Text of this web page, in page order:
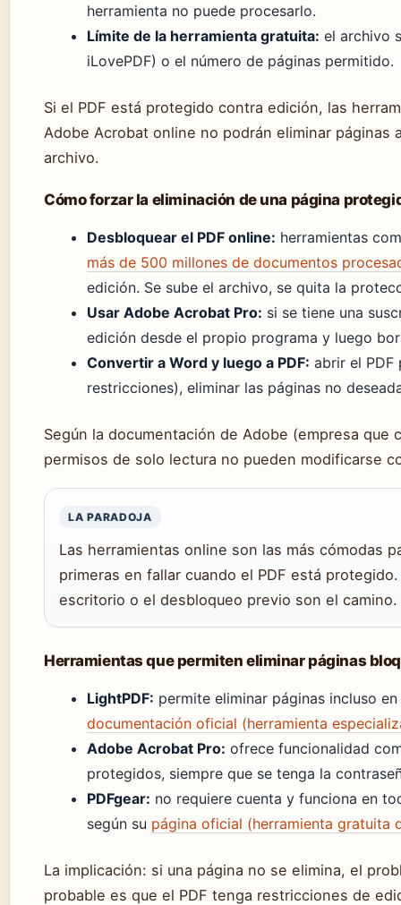
herramienta no puede procesarlo.
Límite de la herramienta gratuita: el archivo
iLovePDF) o el número de páginas permitido.
Si el PDF está protegido contra edición, las
Adobe Acrobat online no podrán eliminar páginas
archivo.
Cómo forzar la eliminación de una página
Desbloquear el PDF online: herramientas
más de 500 millones de documentos
edición. Se sube el archivo, se quita la
Usar Adobe Acrobat Pro: si se tiene una
edición desde el propio programa y luego
Convertir a Word y luego a PDF: abrir el
restricciones), eliminar las páginas no
Según la documentación de Adobe (empresa que
permisos de solo lectura no pueden modificarse
LA PARADOJA
Las herramientas online son las más cómodas
primeras en fallar cuando el PDF está
escritorio o el desbloqueo previo son el camino.
Herramientas que permiten eliminar páginas
LightPDF: permite eliminar páginas incluso
documentación oficial (herramienta
Adobe Acrobat Pro: ofrece funcionalidad
protegidos, siempre que se tenga la
PDFgear: no requiere cuenta y funciona en
según su página oficial (herramienta gratuita
La implicación: si una página no se elimina, el
probable es que el PDF tenga restricciones de